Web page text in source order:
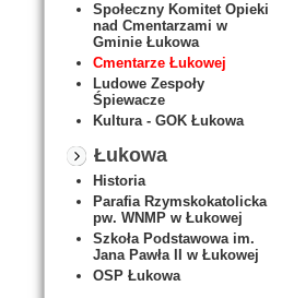
Społeczny Komitet Opieki
nad Cmentarzami w
Gminie Łukowa
Cmentarze Łukowej
Ludowe Zespoły
Śpiewacze
Kultura - GOK Łukowa
Łukowa
Historia
Parafia Rzymskokatolicka
pw. WNMP w Łukowej
Szkoła Podstawowa im.
Jana Pawła II w Łukowej
OSP Łukowa